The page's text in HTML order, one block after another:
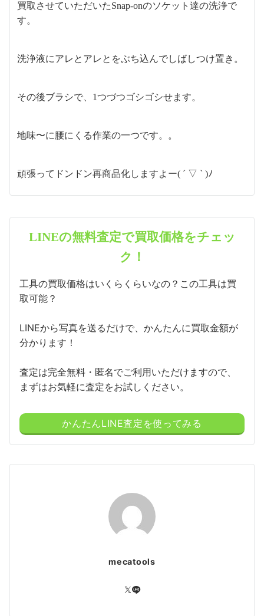
買取させていただいたSnap-onのソケット達の洗浄で
す。
洗浄液にアレとアレとをぶち込んでしばしつけ置き。
その後ブラシで、1つづつゴシゴシせます。
地味〜に腰にくる作業の一つです。。
頑張ってドンドン再商品化しますよー( ´ ▽ ` )ﾉ
LINEの無料査定で買取価格をチェッ
ク！
工具の買取価格はいくらくらいなの？この工具は買
取可能？
LINEから写真を送るだけで、かんたんに買取金額が
分かります！
査定は完全無料・匿名でご利用いただけますので、
まずはお気軽に査定をお試しください。
かんたんLINE査定を使ってみる
mecatools